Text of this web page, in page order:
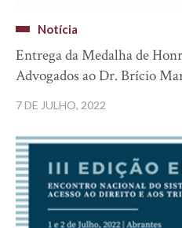
Notícia
Entrega da Medalha de
Advogados ao Dr. Brício
7 DE JULHO, 2022